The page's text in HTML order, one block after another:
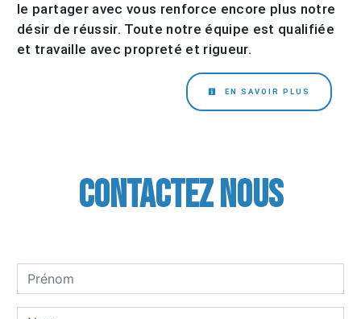
le partager avec vous renforce encore plus notre
désir de réussir. Toute notre équipe est qualifiée
et travaille avec propreté et rigueur.
EN SAVOIR PLUS
Contactez nous